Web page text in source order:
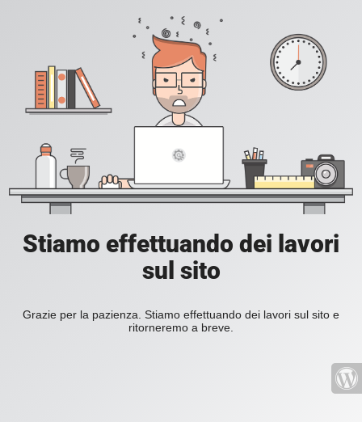
Stiamo effettuando dei lavori
sul sito
Grazie per la pazienza. Stiamo effettuando dei lavori sul sito e
ritorneremo a breve.